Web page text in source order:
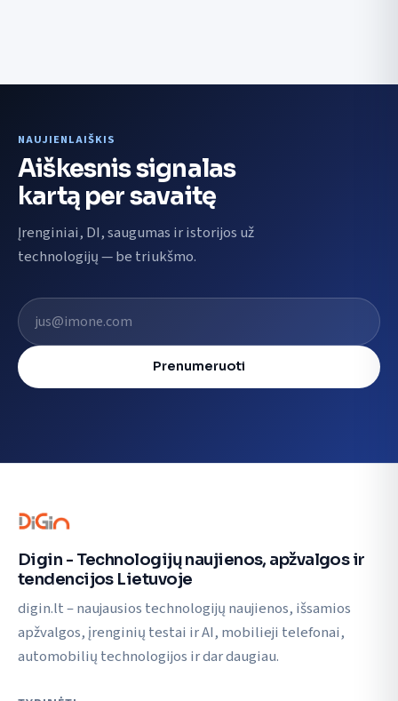
NAUJIENLAIŠKIS
Aiškesnis signalas
kartą per savaitę
Įrenginiai, DI, saugumas ir istorijos už
technologijų — be triukšmo.
El. pašto adresas
Prenumeruoti
Digin - Technologijų naujienos, apžvalgos ir
tendencijos Lietuvoje
digin.lt – naujausios technologijų naujienos, išsamios
apžvalgos, įrenginių testai ir AI, mobilieji telefonai,
automobilių technologijos ir dar daugiau.